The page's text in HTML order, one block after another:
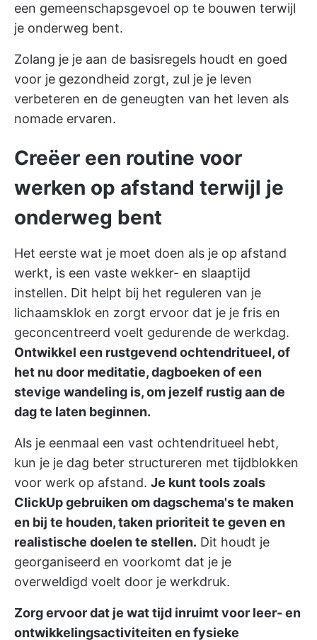
een gemeenschapsgevoel op te bouwen terwijl
je onderweg bent.
Zolang je je aan de basisregels houdt en goed
voor je gezondheid zorgt, zul je je leven
verbeteren en de geneugten van het leven als
nomade ervaren.
Creëer een routine voor
werken op afstand terwijl je
onderweg bent
Het eerste wat je moet doen als je op afstand
werkt, is een vaste wekker- en slaaptijd
instellen. Dit helpt bij het reguleren van je
lichaamsklok en zorgt ervoor dat je je fris en
geconcentreerd voelt gedurende de werkdag.
Ontwikkel een rustgevend ochtendritueel, of
het nu door meditatie, dagboeken of een
stevige wandeling is, om jezelf rustig aan de
dag te laten beginnen.
Als je eenmaal een vast ochtendritueel hebt,
kun je je dag beter structureren met tijdblokken
voor werk op afstand. Je kunt tools zoals
ClickUp gebruiken om dagschema's te maken
en bij te houden, taken prioriteit te geven en
realistische doelen te stellen. Dit houdt je
georganiseerd en voorkomt dat je je
overweldigd voelt door je werkdruk.
Zorg ervoor dat je wat tijd inruimt voor leer- en
ontwikkelingsactiviteiten en fysieke